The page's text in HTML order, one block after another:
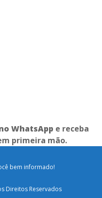
WhatsApp e receba
primeira mão.
bem informado!
Direitos Reservados